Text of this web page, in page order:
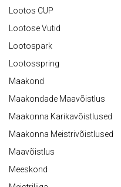
Lootos CUP
Lootose Vutid
Lootospark
Lootosspring
Maakond
Maakondade Maavõistlus
Maakonna Karikavõistlused
Maakonna Meistrivõistlused
Maavõistlus
Meeskond